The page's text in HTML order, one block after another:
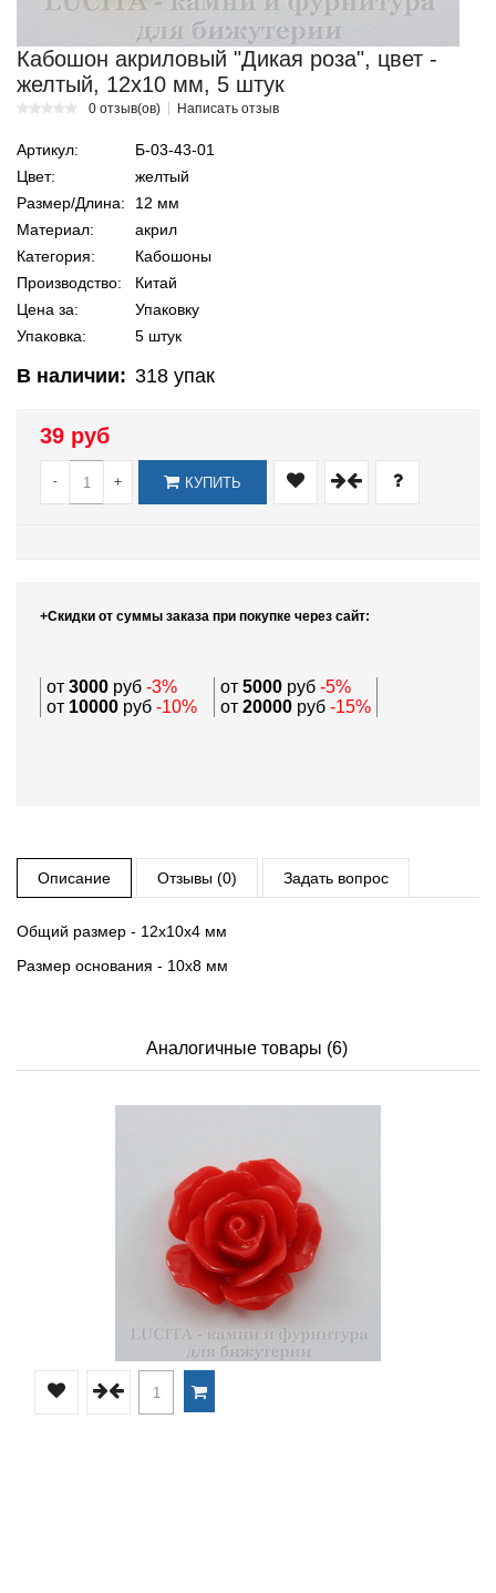
Кабошон акриловый "Дикая роза", цвет -
желтый, 12х10 мм, 5 штук
0 отзыв(ов) Написать отзыв
Артикул:
Б-03-43-01
Цвет:
желтый
Размер/Длина:
12 мм
Материал:
акрил
Категория:
Кабошоны
Производство:
Китай
Цена за:
Упаковку
Упаковка:
5 штук
В наличии: 318 упак
39 руб
- + КУПИТЬ
+Скидки от суммы заказа при покупке через сайт:
от 3000 руб -3% от 5000 руб -5%
от 10000 руб -10% от 20000 руб -15%
Описание Отзывы (0) Задать вопрос
Общий размер - 12х10х4 мм
Размер основания - 10х8 мм
Аналогичные товары (6)